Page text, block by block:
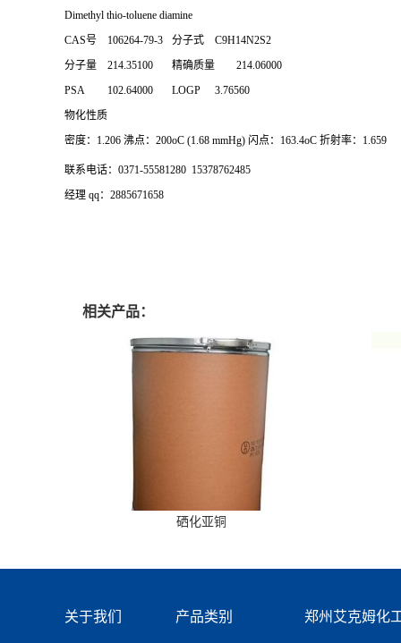
Dimethyl thio-toluene diamine
CAS号
106264-79-3 分子式
C9H14N2S2
分子量
214.35100 精确质量
214.06000
PSA
102.64000 LOGP
3.76560
物化性质
密度：1.206 沸点：200oC (1.68 mmHg) 闪点：163.4oC 折射率：1.659
联系电话：0371-55581280 15378762485
经理 qq：2885671658
相关产品：
硒化亚铜
关于我们 产品类别 郑州艾克姆化